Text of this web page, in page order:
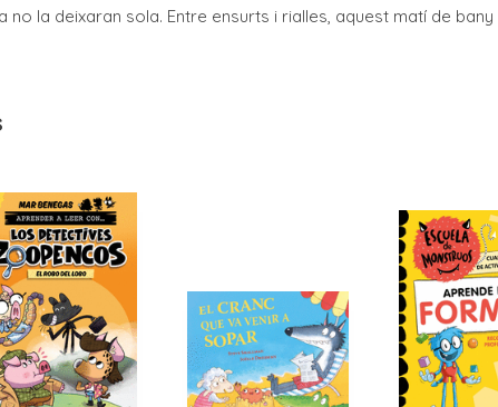
no la deixaran sola. Entre ensurts i rialles, aquest matí de